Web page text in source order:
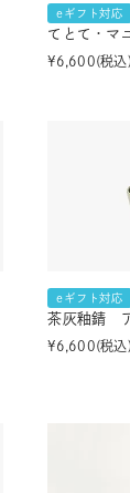
eギフト対応
てとて・マ
¥6,600 税込
eギフト対応
茶灰釉錆
¥6,600 税込